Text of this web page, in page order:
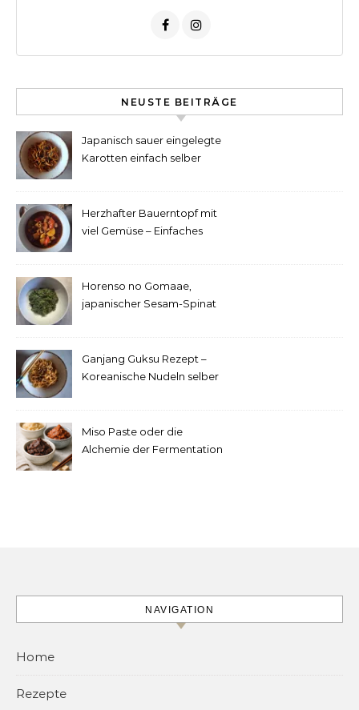
NEUSTE BEITRÄGE
Japanisch sauer eingelegte
Karotten einfach selber
Herzhafter Bauerntopf mit
viel Gemüse – Einfaches
Horenso no Gomaae,
japanischer Sesam-Spinat
Ganjang Guksu Rezept –
Koreanische Nudeln selber
Miso Paste oder die
Alchemie der Fermentation
NAVIGATION
Home
Rezepte